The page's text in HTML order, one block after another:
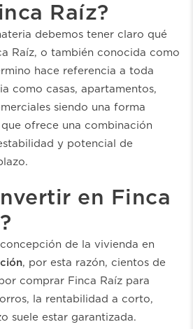
Raíz?
debemos tener claro qué
Raíz, o también conocida como
hace referencia a toda
como casas, apartamentos,
siendo una forma
ofrece una combinación
y potencial de
en Finca
concepción de la vivienda en
, por esta razón, cientos de
comprar Finca Raíz para
la rentabilidad a corto,
suele estar garantizada.